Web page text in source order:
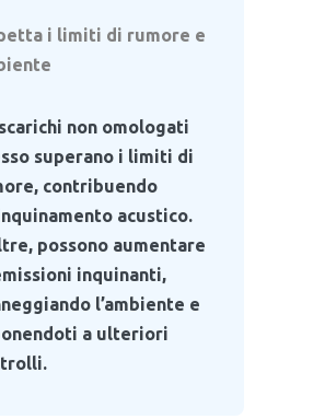
i limiti di rumore e
non omologati
superano i limiti di
contribuendo
acustico.
possono aumentare
inquinanti,
l’ambiente e
a ulteriori